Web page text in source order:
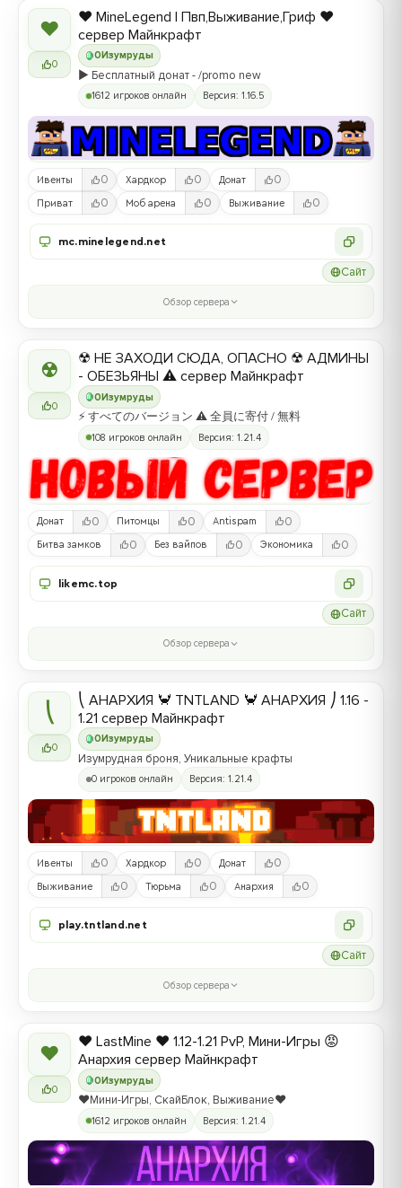
❤
0
0 Изумруды
❤️ MineLegend | Пвп,Выживание,Гриф ❤️
сервер Майнкрафт
▶️ Бесплатный донат - /promo new
1612 игроков онлайн Версия: 1.16.5
Ивенты 0 Хардкор 0 Донат 0
Приват 0 Моб арена 0 Выживание 0
mc.minelegend.net
Сайт
Обзор сервера
☢
0
0Изумруды
☢ НЕ ЗАХОДИ СЮДА, ОПАСНО ☢ АДМИНЫ
- ОБЕЗЬЯНЫ ⚠ сервер Майнкрафт
⚡ すべてのバージョン ⚠ 全員に寄付 / 無料
108 игроков онлайн Версия: 1.21.4
Донат 0 Питомцы 0 Antispam 0
Битва замков 0 Без вайпов 0 Экономика 0
likemc.top
Сайт
Обзор сервера
⎝
0
0 Изумруды
⎝ АНАРХИЯ 🦀 TNTLAND 🦀 АНАРХИЯ ⎠ 1.16 -
1.21 сервер Майнкрафт
Изумрудная броня, Уникальные крафты
0 игроков онлайн Версия: 1.21.4
Ивенты 0 Хардкор 0 Донат 0
Выживание 0 Тюрьма 0 Анархия 0
play.tntland.net
Сайт
Обзор сервера
❤
0
0Изумруды
❤️ LastMine ❤️ 1.12-1.21 PvP, Мини-Игры 😡
Анархия сервер Майнкрафт
❤️Мини-Игры, СкайБлок, Выживание❤️
1612 игроков онлайн Версия: 1.21.4